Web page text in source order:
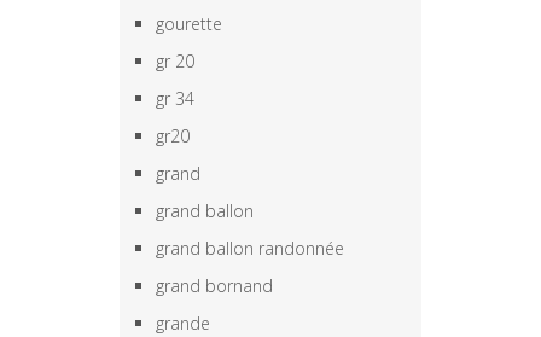
gourette
gr 20
gr 34
gr20
grand
grand ballon
grand ballon randonnée
grand bornand
grande